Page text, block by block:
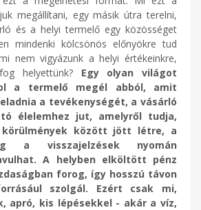
megállítani, egy másik útra terelni,
és a helyi termelő egy közösséget
mindenki kölcsönös előnyökre tud
nem vigyázunk a helyi értékeinkre,
helyettünk? Egy olyan világot
a termelő megél abból, amit
a tevékenységét, a vásárló
élelemhez jut, amelyről tudja,
körülmények között jött létre, a
a visszajelzések nyomán
A helyben elköltött pénz
forog, így hosszú távon
szolgál. Ezért csak mi,
apró, kis lépésekkel - akár a víz,